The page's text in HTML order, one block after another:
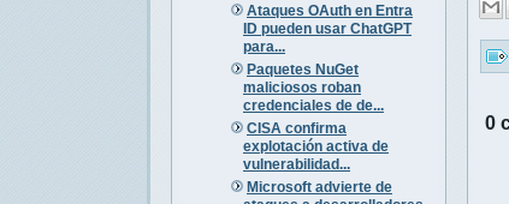
Ataques OAuth en Entra
ID pueden usar ChatGPT
para...
Paquetes NuGet
maliciosos roban
credenciales de de...
CISA confirma
explotación activa de
vulnerabilidad...
Microsoft advierte de
0